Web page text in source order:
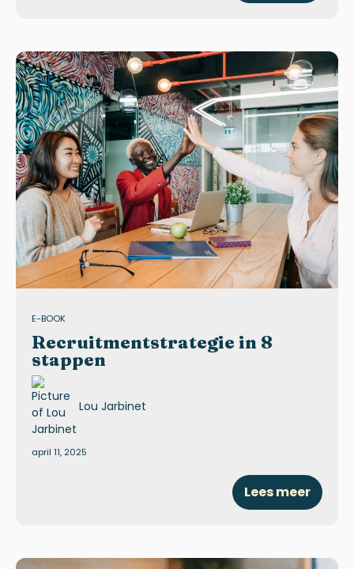
E-BOOK
Recruitmentstrategie in 8
stappen
Lou Jarbinet
april 11, 2025
Lees meer